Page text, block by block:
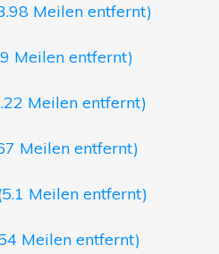
Meilen entfernt)
Meilen entfernt)
Meilen entfernt)
Meilen entfernt)
Meilen entfernt)
Meilen entfernt)